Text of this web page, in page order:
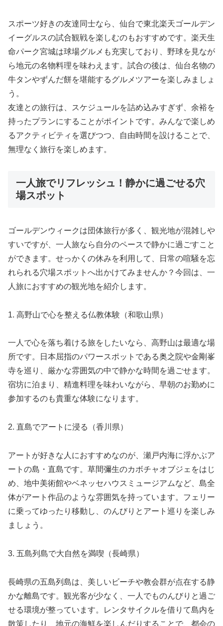
スポーツ好きの友達同士なら、仙台で東北楽天ゴールデン
イーグルスの試合観戦を楽しむのもおすすめです。楽天生
命パーク宮城は球場グルメも充実しており、野球を見なが
ら地元の名物料理を味わえます。試合の後は、仙台名物の
牛タンやずんだ餅を堪能するグルメツアーを楽しみましょ
う。
友達との旅行は、スケジュールを詰め込みすぎず、余裕を
持ったプランにすることがポイントです。みんなで楽しめ
るアクティビティを選びつつ、自由時間を設けることで、
無理なく旅行を楽しめます。
一人旅でリフレッシュ！静かに過ごせる穴
場スポット
ゴールデンウィークは団体旅行が多く、観光地が混雑しや
すいですが、一人旅なら自分のペースで静かに過ごすこと
ができます。せっかくの休みを利用して、日常の喧騒を忘
れられる穴場スポットへ出かけてみませんか？今回は、一
人旅におすすめの観光地を紹介します。
1. 高野山で心を整える仏教体験（和歌山県）
一人で心を落ち着ける旅をしたいなら、高野山は最適な場
所です。日本屈指のパワースポットである奥之院や金剛峯
寺を巡り、厳かな雰囲気の中で静かな時間を過ごせます。
宿坊に泊まり、精進料理を味わいながら、早朝のお勤めに
参加するのも貴重な体験になります。
2. 直島でアートに浸る（香川県）
アートが好きな人におすすめなのが、瀬戸内海に浮かぶア
ートの島・直島です。草間彌生のカボチャオブジェをはじ
め、地中美術館やベネッセハウスミュージアムなど、島全
体がアート作品のような雰囲気を持っています。フェリー
に乗ってゆったり移動し、のんびりとアート巡りを楽しみ
ましょう。
3. 五島列島で大自然を満喫（長崎県）
長崎県の五島列島は、美しいビーチや教会群が点在する静
かな離島です。観光客が少なく、一人でものんびりと過ご
せる環境が整っています。レンタサイクルを借りて島内を
散策したり、地元の海鮮を楽しんだりすることで、都会の